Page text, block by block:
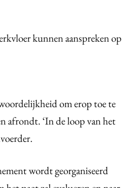
kunnen aanspreken op
om erop toe te
afrondt. ‘In de loop van het
wordt georganiseerd